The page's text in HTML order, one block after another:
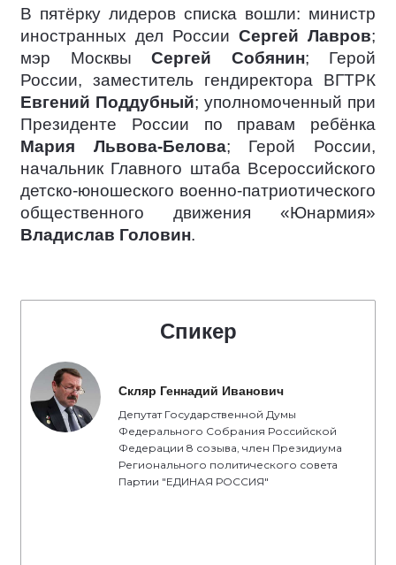
В пятёрку лидеров списка вошли: министр
иностранных дел России Сергей Лавров;
мэр Москвы Сергей Собянин; Герой
России, заместитель гендиректора ВГТРК
Евгений Поддубный; уполномоченный при
Президенте России по правам ребёнка
Мария Львова-Белова; Герой России,
начальник Главного штаба Всероссийского
детско-юношеского военно-патриотического
общественного движения «Юнармия»
Владислав Головин.
Спикер
Скляр Геннадий Иванович
Депутат Государственной Думы
Федерального Собрания Российской
Федерации 8 созыва, член Президиума
Регионального политического совета
Партии "ЕДИНАЯ РОССИЯ"